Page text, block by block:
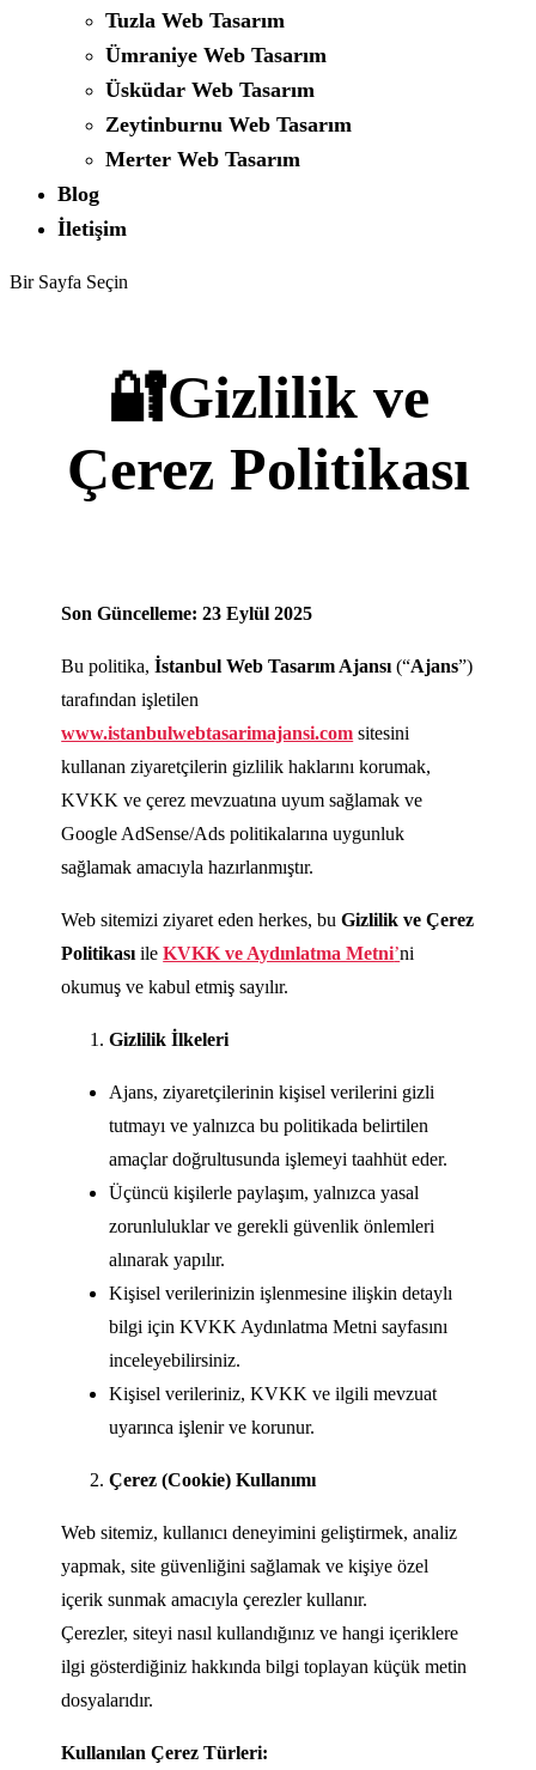
Tuzla Web Tasarım
Ümraniye Web Tasarım
Üsküdar Web Tasarım
Zeytinburnu Web Tasarım
Merter Web Tasarım
Blog
İletişim
Bir Sayfa Seçin
🔐Gizlilik ve
Çerez Politikası
Son Güncelleme: 23 Eylül 2025
Bu politika,İstanbul Web Tasarım Ajansı (“Ajans”)
tarafından işletilen
www.istanbulwebtasarimajansi.com sitesini
kullanan ziyaretçilerin gizlilik haklarını korumak,
KVKK ve çerez mevzuatına uyum sağlamak ve
Google AdSense/Ads politikalarına uygunluk
sağlamak amacıyla hazırlanmıştır.
Web sitemizi ziyaret eden herkes, buGizlilik ve Çerez
Politikası ileKVKK ve Aydınlatma Metni’ni
okumuş ve kabul etmiş sayılır.
Gizlilik İlkeleri
Ajans, ziyaretçilerinin kişisel verilerini gizli
tutmayı ve yalnızca bu politikada belirtilen
amaçlar doğrultusunda işlemeyi taahhüt eder.
Üçüncü kişilerle paylaşım, yalnızca yasal
zorunluluklar ve gerekli güvenlik önlemleri
alınarak yapılır.
Kişisel verilerinizin işlenmesine ilişkin detaylı
bilgi için KVKK Aydınlatma Metni sayfasını
inceleyebilirsiniz.
Kişisel verileriniz, KVKK ve ilgili mevzuat
uyarınca işlenir ve korunur.
Çerez (Cookie) Kullanımı
Web sitemiz, kullanıcı deneyimini geliştirmek, analiz
yapmak, site güvenliğini sağlamak ve kişiye özel
içerik sunmak amacıyla çerezler kullanır.
Çerezler, siteyi nasıl kullandığınız ve hangi içeriklere
ilgi gösterdiğiniz hakkında bilgi toplayan küçük metin
dosyalarıdır.
Kullanılan Çerez Türleri: